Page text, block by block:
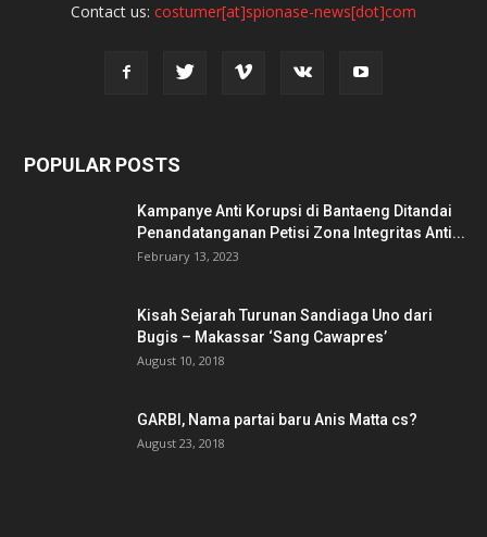
Contact us: costumer[at]spionase-news[dot]com
POPULAR POSTS
Kampanye Anti Korupsi di Bantaeng Ditandai
Penandatanganan Petisi Zona Integritas Anti...
February 13, 2023
Kisah Sejarah Turunan Sandiaga Uno dari
Bugis – Makassar ‘Sang Cawapres’
August 10, 2018
GARBI, Nama partai baru Anis Matta cs?
August 23, 2018